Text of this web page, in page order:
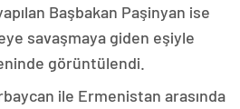
Başbakan Paşinyan ise
savaşmaya giden eşiyle
görüntülendi.
ile Ermenistan arasında